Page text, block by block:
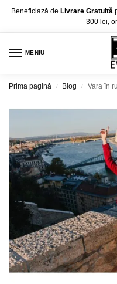
Beneficiază de Livrare Gratuită
300 lei,
MENIU
Prima pagină / Blog / Vara în